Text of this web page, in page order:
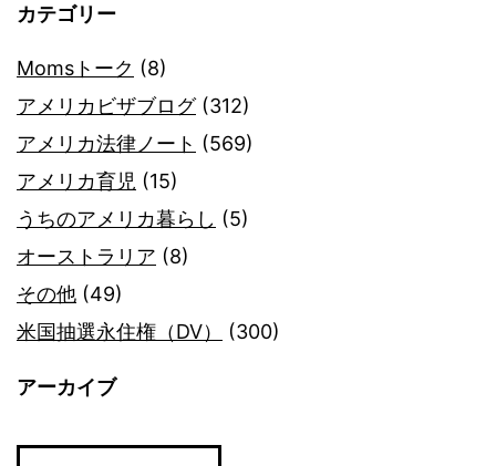
カテゴリー
Momsトーク (8)
アメリカビザブログ(312)
アメリカ法律ノート (569)
アメリカ育児 (15)
うちのアメリカ暮らし (5)
オーストラリア (8)
その他 (49)
米国抽選永住権（DV）
(300)
アーカイブ